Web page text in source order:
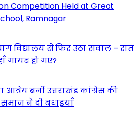
Competition Held at Great
Ramnagar
विद्यालय से फिर उठा सवाल – रात
गायब हो गए?
आत्रेय बनीं उत्तराखंड कांग्रेस की
समाज ने दी बधाइयाँ